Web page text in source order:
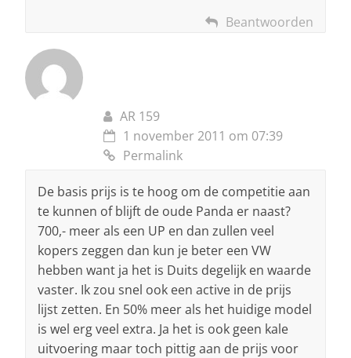
Beantwoorden
AR 159
1 november 2011 om 07:39
Permalink
De basis prijs is te hoog om de competitie aan
te kunnen of blijft de oude Panda er naast?
700,- meer als een UP en dan zullen veel
kopers zeggen dan kun je beter een VW
hebben want ja het is Duits degelijk en waarde
vaster. Ik zou snel ook een active in de prijs
lijst zetten. En 50% meer als het huidige model
is wel erg veel extra. Ja het is ook geen kale
uitvoering maar toch pittig aan de prijs voor